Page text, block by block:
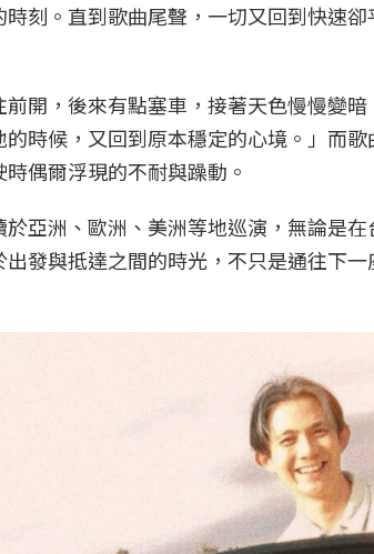
刻。直到歌曲尾聲，一切又回到快速卻
開，後來有點塞車，接著天色慢慢變
時候，又回到原本穩定的心境。」而
偶爾浮現的不耐與躁動。
亞洲、歐洲、美洲等地巡演，無論是
發與抵達之間的時光，不只是通往下一